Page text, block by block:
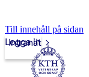
Till innehåll på sidan
Intranät
Logga in